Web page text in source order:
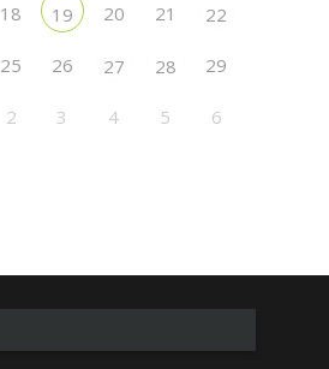
18 19 20 21 22
25 26 27 28 29
2 3 4 5 6